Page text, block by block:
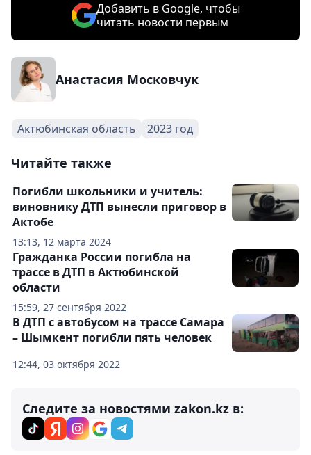
Добавить в Google, чтобы
читать новости первым
Анастасия Московчук
Актюбинская область 2023 год
Читайте также
13:13, 12 марта 2024
Погибли школьники и учитель:
виновнику ДТП вынесли приговор в
Актобе
15:59, 27 сентября 2022
Гражданка России погибла на
трассе в ДТП в Актюбинской
области
12:44, 03 октября 2022
В ДТП с автобусом на трассе Самара
– Шымкент погибли пять человек
Следите за новостями zakon.kz в: